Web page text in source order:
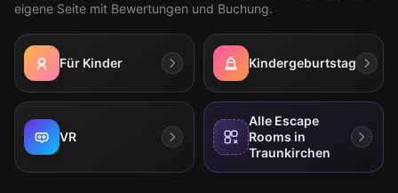
eigene Seite mit Bewertungen und Buchung.
Für Kinder Kindergeburtstag
VR
Alle Escape
Rooms in
Traunkirchen